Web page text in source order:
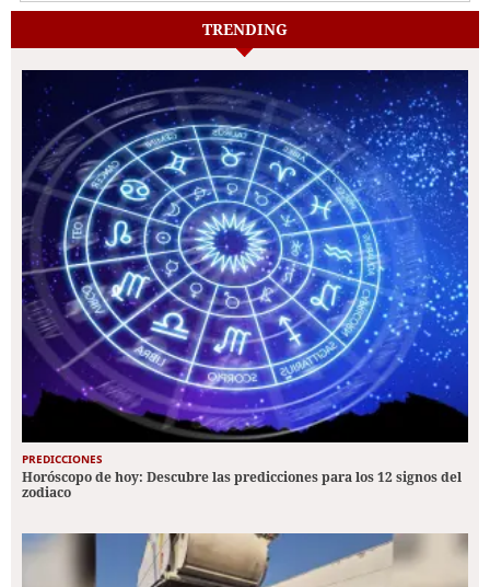
TRENDING
PREDICCIONES
Horóscopo de hoy: Descubre las predicciones para los 12 signos del
zodiaco